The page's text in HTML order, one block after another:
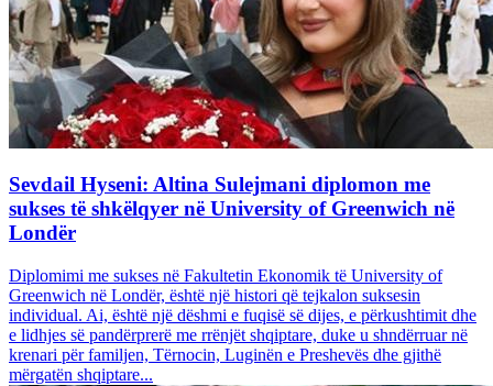
Sevdail Hyseni: Altina Sulejmani diplomon me
sukses të shkëlqyer në University of Greenwich në
Londër
Diplomimi me sukses në Fakultetin Ekonomik të University of
Greenwich në Londër, është një histori që tejkalon suksesin
individual. Ai, është një dëshmi e fuqisë së dijes, e përkushtimit dhe
e lidhjes së pandërprerë me rrënjët shqiptare, duke u shndërruar në
krenari për familjen, Tërnocin, Luginën e Preshevës dhe gjithë
mërgatën shqiptare...